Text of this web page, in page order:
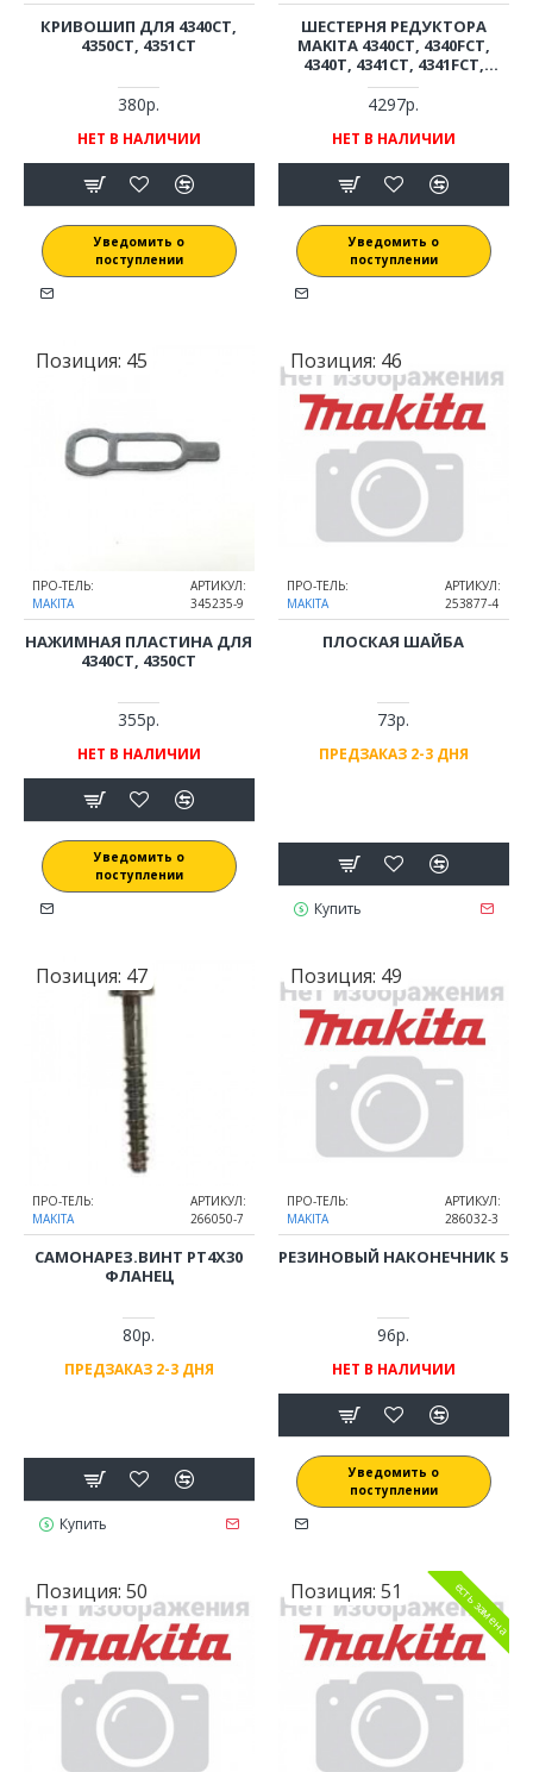
КРИВОШИП ДЛЯ 4340CT,
4350CT, 4351CT
380р.
НЕТ В НАЛИЧИИ
Уведомить о
поступлении
ШЕСТЕРНЯ РЕДУКТОРА
MAKITA 4340CT, 4340FCT,
4340T, 4341CT, 4341FCT,
4341T, 4350CT, 4350FCT,
4351CT, 4351FCT ДЛЯ
ЛОБЗИКА (ОРИГИНАЛ)
153335-9
4297р.
НЕТ В НАЛИЧИИ
Уведомить о
поступлении
Позиция: 45
ПРО-ТЕЛЬ:
MAKITA
АРТИКУЛ:
345235-9
НАЖИМНАЯ ПЛАСТИНА ДЛЯ
4340CT, 4350CT
355р.
НЕТ В НАЛИЧИИ
Уведомить о
поступлении
Позиция: 46
ПРО-ТЕЛЬ:
MAKITA
АРТИКУЛ:
253877-4
ПЛОСКАЯ ШАЙБА
73р.
ПРЕДЗАКАЗ 2-3 ДНЯ
Купить
Позиция: 47
ПРО-ТЕЛЬ:
MAKITA
АРТИКУЛ:
266050-7
САМОНАРЕЗ.ВИНТ PT4Х30
ФЛАНЕЦ
80р.
ПРЕДЗАКАЗ 2-3 ДНЯ
Купить
Позиция: 49
ПРО-ТЕЛЬ:
MAKITA
АРТИКУЛ:
286032-3
РЕЗИНОВЫЙ НАКОНЕЧНИК 5
96р.
НЕТ В НАЛИЧИИ
Уведомить о
поступлении
Позиция: 50 Позиция: 51 есть замена